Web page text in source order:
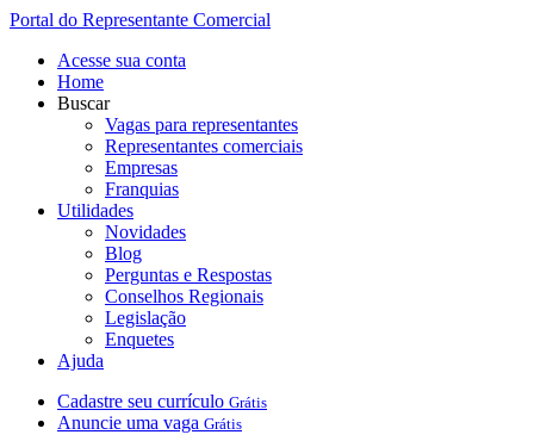
Portal do Representante Comercial
Acesse sua conta
Home
Buscar
Vagas para representantes
Representantes comerciais
Empresas
Franquias
Utilidades
Novidades
Blog
Perguntas e Respostas
Conselhos Regionais
Legislação
Enquetes
Ajuda
Cadastre seu currículo Grátis
Anuncie uma vaga Grátis